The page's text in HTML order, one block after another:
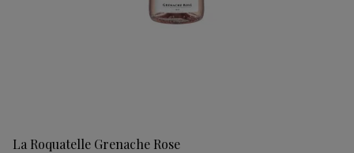
La Roquatelle Grenache Rose